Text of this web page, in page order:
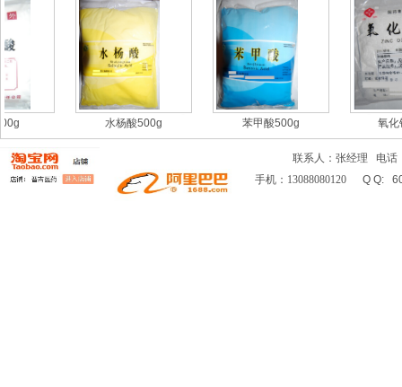
水杨酸500g 苯甲酸500g 氧化
联系人：张经理 电
手机： 13088080120 Q Q: